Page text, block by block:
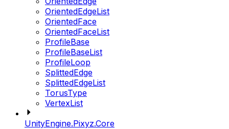
OrientedEdgeList
OrientedFace
OrientedFaceList
ProfileBase
ProfileBaseList
ProfileLoop
SplittedEdge
SplittedEdgeList
TorusType
VertexList
UnityEngine.Pixyz.Core